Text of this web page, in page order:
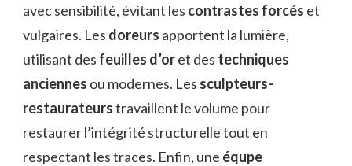
avec sensibilité, évitant les contrastes forcés et
vulgaires. Les doreurs apportent la lumière,
utilisant des feuilles d’oret des techniques
anciennes ou modernes. Les sculpteurs-
restaurateurstravaillent le volume pour
restaurer l’intégrité structurelle tout en
respectant les traces. Enfin, une équpe